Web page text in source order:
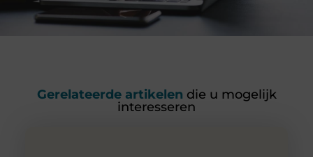
Gerelateerde artikelen die u mogelijk
interesseren